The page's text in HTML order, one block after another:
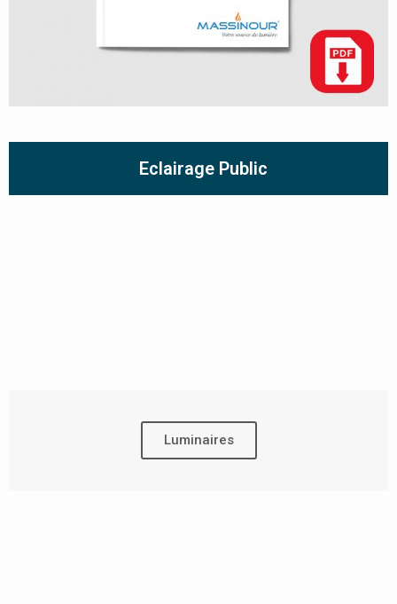
Eclairage Public
Luminaires